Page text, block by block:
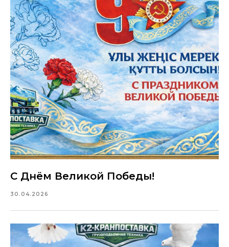
С Днём Великой Победы!
30.04.2026